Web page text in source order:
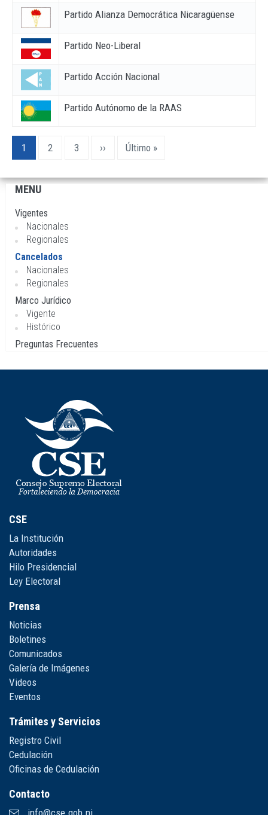
Partido Alianza Democrática Nicaragüense
Partido Neo-Liberal
Partido Acción Nacional
Partido Autónomo de la RAAS
Pagination
Current
page
1 Page
2 Page
3
Next
››
Last
Último »
Navegación
principal
MENU
Vigentes
Nacionales
Regionales
Cancelados
Nacionales
Regionales
Marco Jurídico
Vigente
Histórico
Preguntas Frecuentes
CSE
La Institución
Autoridades
Hilo Presidencial
Ley Electoral
Prensa
Noticias
Boletines
Comunicados
Galería de Imágenes
Videos
Eventos
Trámites y Servicios
Registro Civil
Cedulación
Oficinas de Cedulación
Contacto
info@cse.gob.ni